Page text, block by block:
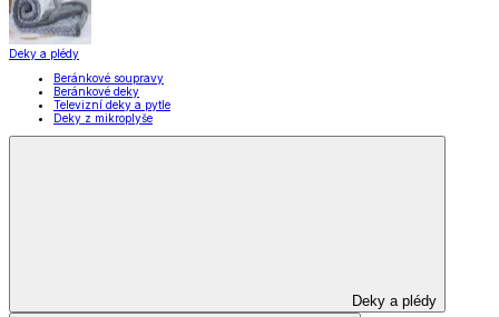
Deky a plédy
Beránkové soupravy
Beránkové deky
Televizní deky a pytle
Deky z mikroplyše
Deky a plédy